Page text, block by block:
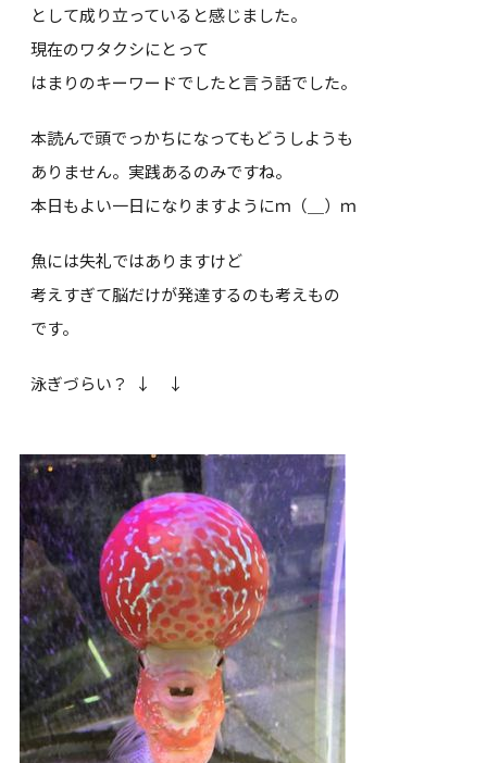
として成り立っていると感じました。
現在のワタクシにとって
はまりのキーワードでしたと言う話でした。
本読んで頭でっかちになってもどうしようも
ありません。実践あるのみですね。
本日もよい一日になりますようにｍ（＿）ｍ
魚には失礼ではありますけど
考えすぎて脳だけが発達するのも考えもの
です。
泳ぎづらい？ ↓ ↓